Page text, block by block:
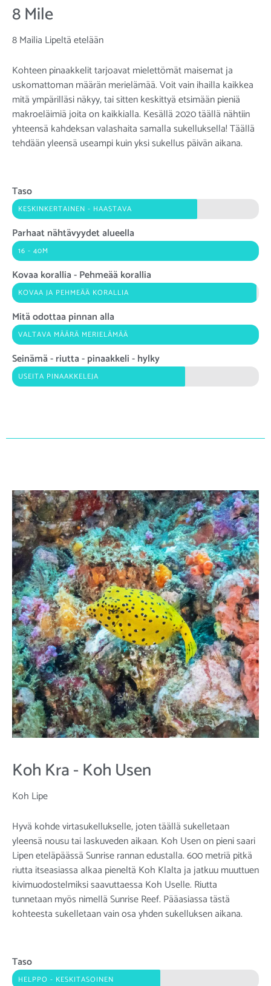
8 Mile
8 Mailia Lipeltä etelään
Kohteen pinaakkelit tarjoavat mielettömät maisemat ja
uskomattoman määrän merielämää. Voit vain ihailla kaikkea
mitä ympärilläsi näkyy, tai sitten keskittyä etsimään pieniä
makroeläimiä joita on kaikkialla. Kesällä 2020 täällä nähtiin
yhteensä kahdeksan valashaita samalla sukelluksella! Täällä
tehdään yleensä useampi kuin yksi sukellus päivän aikana.
Taso
KESKINKERTAINEN - HAASTAVA
Parhaat nähtävyydet alueella
16 - 40M
Kovaa korallia - Pehmeää korallia
KOVAA JA PEHMEÄÄ KORALLIA
Mitä odottaa pinnan alla
VALTAVA MÄÄRÄ MERIELÄMÄÄ
Seinämä - riutta - pinaakkeli - hylky
USEITA PINAAKKELEJA
Koh Kra - Koh Usen
Koh Lipe
Hyvä kohde virtasukellukselle, joten täällä sukelletaan
yleensä nousu tai laskuveden aikaan. Koh Usen on pieni saari
Lipen eteläpäässä Sunrise rannan edustalla. 600 metriä pitkä
riutta itseasiassa alkaa pieneltä Koh Klalta ja jatkuu muuttuen
kivimuodostelmiksi saavuttaessa Koh Uselle. Riutta
tunnetaan myös nimellä Sunrise Reef. Pääasiassa tästä
kohteesta sukelletaan vain osa yhden sukelluksen aikana.
Taso
HELPPO - KESKITASOINEN